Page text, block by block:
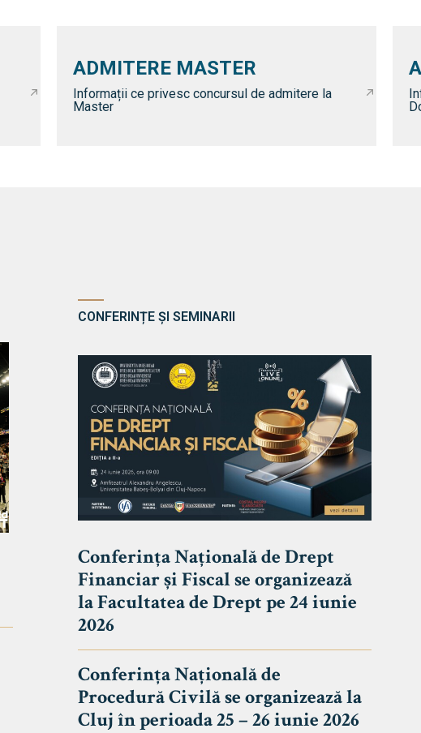
ADMITERE MASTER
Informații ce privesc concursul de admitere la
Master
CONFERINȚE ȘI SEMINARII
Conferința Națională de Drept
Financiar și Fiscal se organizează
la Facultatea de Drept pe 24 iunie
2026
Conferința Națională de
Procedură Civilă se organizează la
Cluj în perioada 25 – 26 iunie 2026